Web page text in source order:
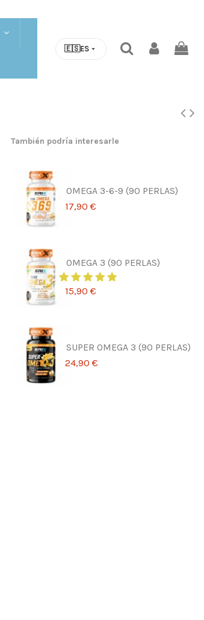
🇪🇸ES
También podría interesarle
OMEGA 3-6-9 (90 PERLAS)
17,90 €
OMEGA 3 (90 PERLAS)
15,90 €
SUPER OMEGA 3 (90 PERLAS)
24,90 €